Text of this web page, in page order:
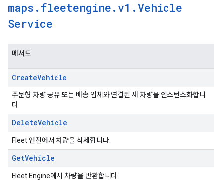
maps . fleetengine . v1 .Vehicle
Service
메서드
CreateVehicle
주문형 차량 공유 또는 배송 업체와 연결된 새 차량을 인스턴스화합니
다.
DeleteVehicle
Fleet 엔진에서 차량을 삭제합니다.
GetVehicle
Fleet Engine에서 차량을 반환합니다.